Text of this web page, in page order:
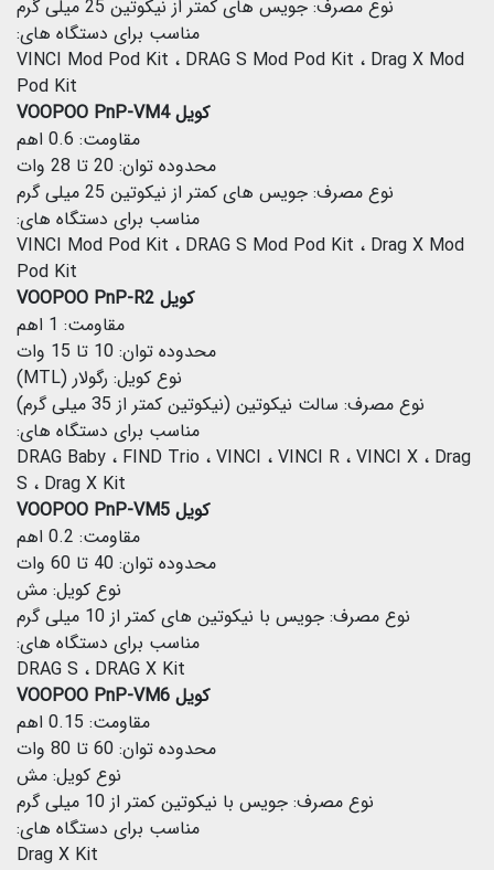
نوع مصرف: جویس های کمتر از نیکوتین 25 میلی گرم
مناسب برای دستگاه های:
VINCI Mod Pod Kit ، DRAG S Mod Pod Kit ، Drag X Mod
Pod Kit
کویل VOOPOO PnP-VM4
مقاومت: 0.6 اهم
محدوده توان: 20 تا 28 وات
نوع مصرف: جویس های کمتر از نیکوتین 25 میلی گرم
مناسب برای دستگاه های:
VINCI Mod Pod Kit ، DRAG S Mod Pod Kit ، Drag X Mod
Pod Kit
کویل VOOPOO PnP-R2
مقاومت: 1 اهم
محدوده توان: 10 تا 15 وات
نوع کویل: رگولار (MTL)
نوع مصرف: سالت نیکوتین (نیکوتین کمتر از 35 میلی گرم)
مناسب برای دستگاه های:
DRAG Baby ، FIND Trio ، VINCI ، VINCI R ، VINCI X ، Drag
S ، Drag X Kit
کویل VOOPOO PnP-VM5
مقاومت: 0.2 اهم
محدوده توان: 40 تا 60 وات
نوع کویل: مش
نوع مصرف: جویس با نیکوتین های کمتر از 10 میلی گرم
مناسب برای دستگاه های:
DRAG S ، DRAG X Kit
کویل VOOPOO PnP-VM6
مقاومت: 0.15 اهم
محدوده توان: 60 تا 80 وات
نوع کویل: مش
نوع مصرف: جویس با نیکوتین کمتر از 10 میلی گرم
مناسب برای دستگاه های:
Drag X Kit